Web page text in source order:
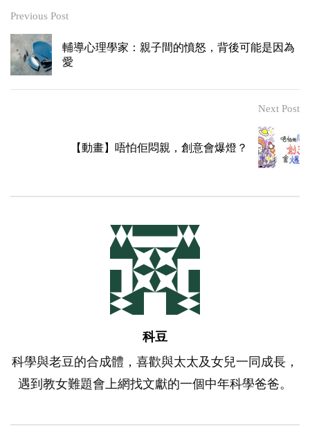
Previous Post
輔導心理學家：親子間的憤怒，背後可能是因為
愛
Next Post
【動畫】唔怕佢悶親，創意會爆燈？
科豆
科學與老豆的合成體，喜歡與太太及女兒一同成長，
遇到教女難題會上網找文獻的一個中年科學爸爸。